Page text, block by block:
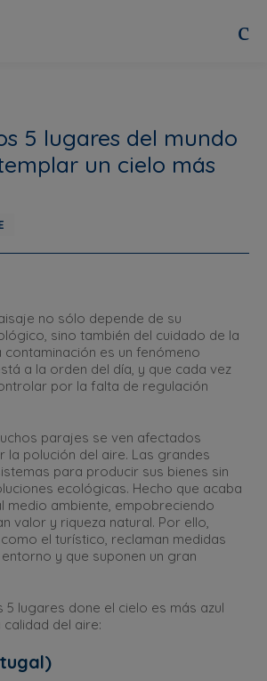
5 lugares del mundo
un cielo más
no sólo depende de su
sino también del cuidado de la
contaminación es un fenómeno
a la orden del día, y que cada vez
por la falta de regulación
parajes se ven afectados
la polución del aire. Las grandes
para producir sus bienes sin
ecológicas. Hecho que acaba
medio ambiente, empobreciendo
valor y riqueza natural. Por ello,
el turístico, reclaman medidas
y que suponen un gran
lugares done el cielo es más azul
del aire: